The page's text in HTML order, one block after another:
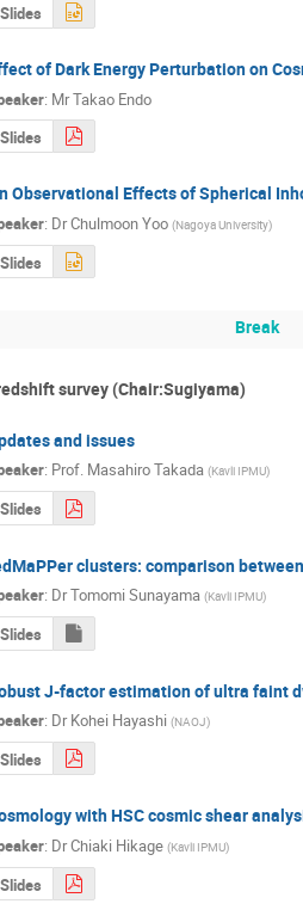
Slides
of Dark Energy Perturbation on
: MrTakao Endo
Slides
Observational Effects of Spherical
: DrChulmoon Yoo (Nagoya University)
Slides
Break
survey (Chair:Sugiyama)
and issues
: Prof. Masahiro Takada (Kavli IPMU)
Slides
clusters: comparison
: DrTomomi Sunayama (Kavli IPMU)
Slides
J-factor estimation of ultra faint
: DrKohei Hayashi (NAOJ)
Slides
with HSC cosmic shear
: DrChiaki Hikage (Kavli IPMU)
Slides